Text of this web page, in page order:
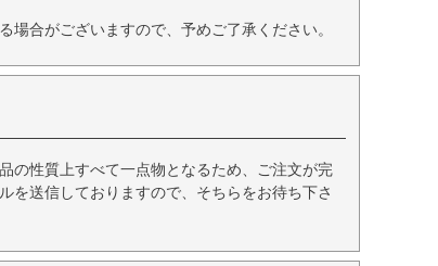
合がございますので、予めご了承ください。
の性質上すべて一点物となるため、ご注文が完
を送信しておりますので、そちらをお待ち下さ